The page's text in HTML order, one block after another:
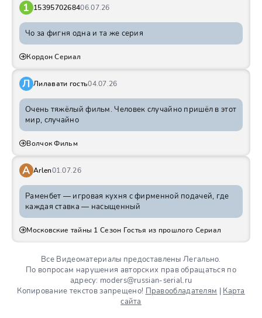
1 1539570268406.07.26
Чо за фигня одна и та же серия
Кордон Сериал
Л Лилавати гость04.07.26
Очень тяжёлый фильм. Человек случайно пришёл в этот
мир, случайно
Волчок Фильм
A Arlen01.07.26
Раменбет — игровая кухня с фирменной подачей, где
каждая ставка — насыщенный
Московские тайны 1 Сезон Гостья из прошлого Сериал
Все Видеоматериалы предоставлены Легально.
По вопросам нарушения авторских прав обращаться по
адресу: moders@russian-serial.ru
Копирование текстов запрещено! Правообладателям
Карта
сайта